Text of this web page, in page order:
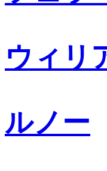
ウィリ
ルノー